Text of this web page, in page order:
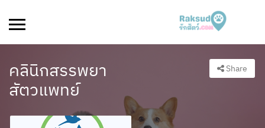
คลินิกสรรพยา
สัตวแพทย์
Share